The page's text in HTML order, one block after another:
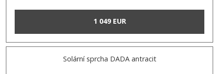
1 049 EUR
Solární sprcha DADA antracit